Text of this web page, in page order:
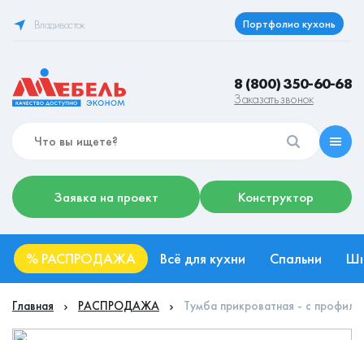
Владивосток Портфолио кухонь
8 (800) 350-60-68
Заказать звонок
Заявка на проект Конструктор
% РАСПРОДАЖА Всё для кухни Спальни
Главная РАСПРОДАЖА Тумба прикроватная - с